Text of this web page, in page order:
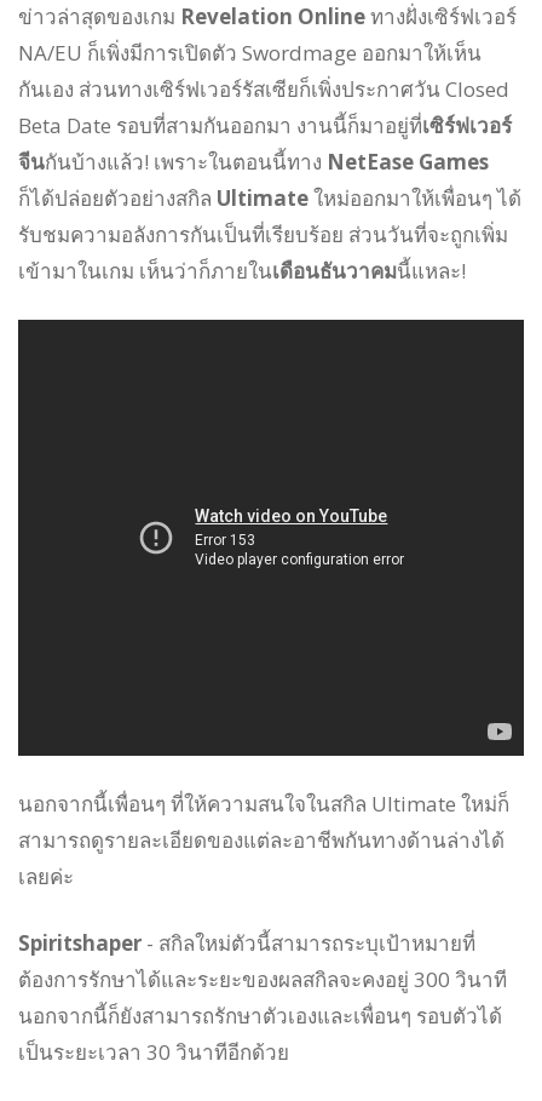
ข่าวล่าสุดของเกม Revelation Onlineทางฝั่งเซิร์ฟเวอร์
NA/EU ก็เพิ่งมีการเปิดตัว Swordmage ออกมาให้เห็น
กันเอง ส่วนทางเซิร์ฟเวอร์รัสเซียก็เพิ่งประกาศวัน Closed
Beta Date รอบที่สามกันออกมา งานนี้ก็มาอยู่ที่เซิร์ฟเวอร์
จีนกันบ้างแล้ว! เพราะในตอนนี้ทาง NetEase Games
ก็ได้ปล่อยตัวอย่างสกิล Ultimateใหม่ออกมาให้เพื่อนๆ ได้
รับชมความอลังการกันเป็นที่เรียบร้อย ส่วนวันที่จะถูกเพิ่ม
เข้ามาในเกม เห็นว่าก็ภายในเดือนธันวาคมนี้แหละ!
นอกจากนี้เพื่อนๆ ที่ให้ความสนใจในสกิล Ultimate ใหม่ก็
สามารถดูรายละเอียดของแต่ละอาชีพกันทางด้านล่างได้
เลยค่ะ
Spiritshaper - สกิลใหม่ตัวนี้สามารถระบุเป้าหมายที่
ต้องการรักษาได้และระยะของผลสกิลจะคงอยู่ 300 วินาที
นอกจากนี้ก็ยังสามารถรักษาตัวเองและเพื่อนๆ รอบตัวได้
เป็นระยะเวลา 30 วินาทีอีกด้วย